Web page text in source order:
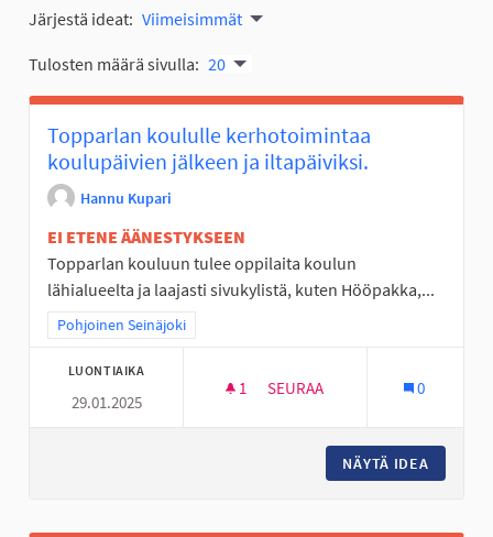
Järjestä ideat: Viimeisimmät
Tulosten määrä sivulla: 20
Topparlan koululle kerhotoimintaa
koulupäivien jälkeen ja iltapäiviksi.
Hannu Kupari
EI ETENE ÄÄNESTYKSEEN
Topparlan kouluun tulee oppilaita koulun
lähialueelta ja laajasti sivukylistä, kuten Hööpakka,...
Rajaa tulokset teeman mukaan: Pohjoinen Seinäjoki
Pohjoinen Seinäjoki
LUONTIAIKA
29.01.2025
1 1 SEURAAJA
SEURAA 0
NÄYTÄ IDEA